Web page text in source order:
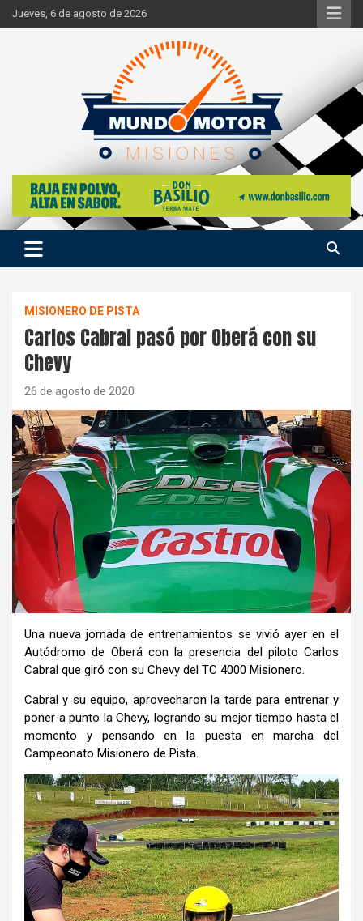
Skip
to
Jueves, 6 de agosto de 2026
Mundo Motor Misiones
Si hay ruido de motores ahí estaremos
MISIONERO DE PISTA
Carlos Cabral pasó por Oberá con su
Chevy
26 de agosto de 2020
Una nueva jornada de entrenamientos se vivió ayer en el
Autódromo de Oberá con la presencia del piloto Carlos
Cabral que giró con su Chevy del TC 4000 Misionero.
Cabral y su equipo, aprovecharon la tarde para entrenar y
poner a punto la Chevy, logrando su mejor tiempo hasta el
momento y pensando en la puesta en marcha del
Campeonato Misionero de Pista.